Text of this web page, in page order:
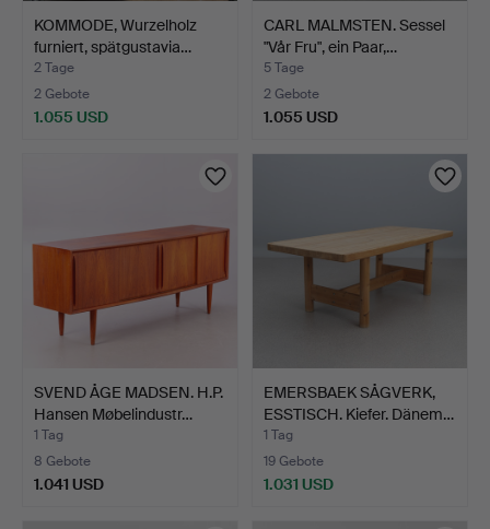
KOMMODE, Wurzelholz
furniert, spätgustavia…
2 Tage
2 Gebote
1.055 USD
CARL MALMSTEN. Sessel
"Vår Fru", ein Paar,…
5 Tage
2 Gebote
1.055 USD
SVEND ÅGE MADSEN. H.P.
Hansen Møbelindustr…
1 Tag
8 Gebote
1.041 USD
EMERSBAEK SÅGVERK,
ESSTISCH. Kiefer. Dänem…
1 Tag
19 Gebote
1.031 USD